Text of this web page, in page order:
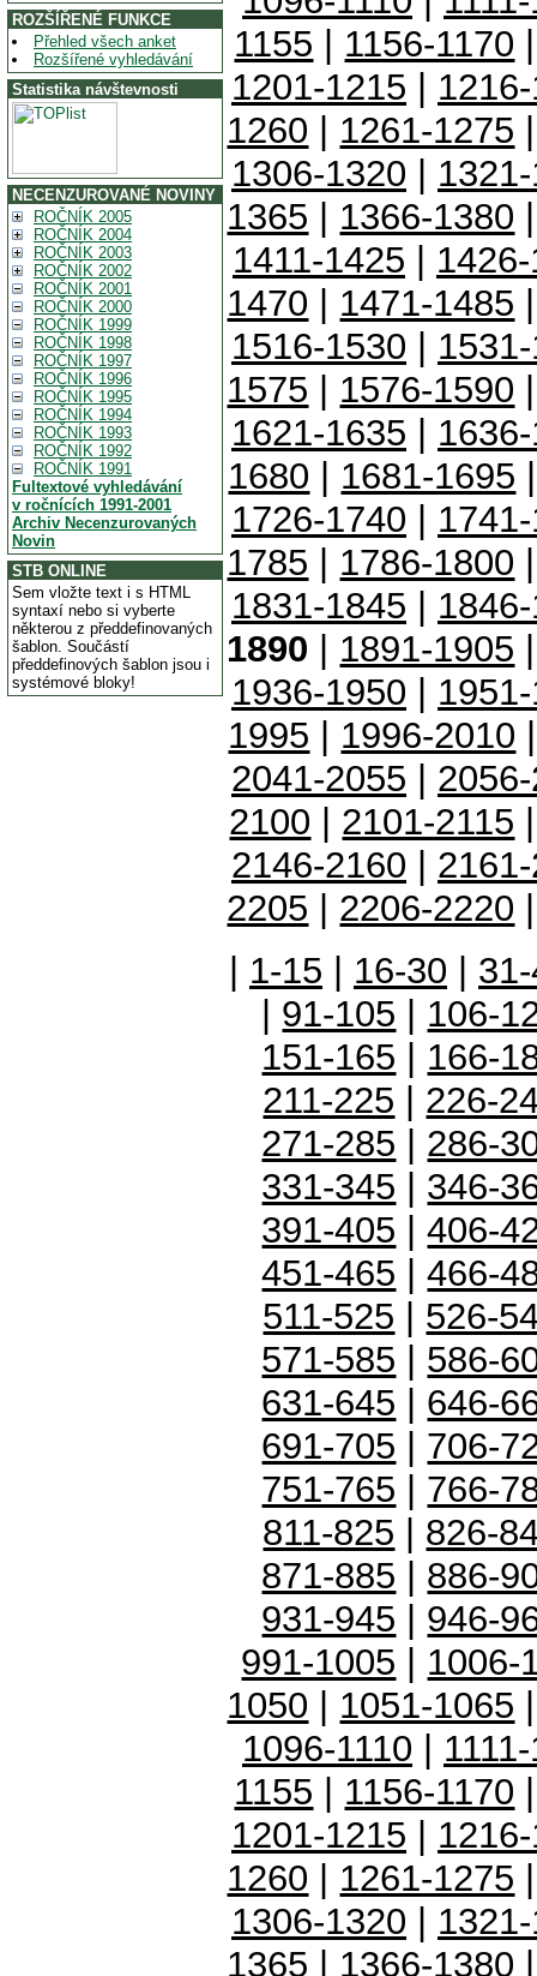
ROZŠÍŘENÉ FUNKCE
Přehled všech anket
Rozšířené vyhledávání
Statistika návštevnosti
NECENZUROVANÉ NOVINY
ROČNÍK 2005
ROČNÍK 2004
ROČNÍK 2003
ROČNÍK 2002
ROČNÍK 2001
ROČNÍK 2000
ROČNÍK 1999
ROČNÍK 1998
ROČNÍK 1997
ROČNÍK 1996
ROČNÍK 1995
ROČNÍK 1994
ROČNÍK 1993
ROČNÍK 1992
ROČNÍK 1991
Fultextové vyhledávání
v ročnících 1991-2001
Archiv Necenzurovaných
Novin
STB ONLINE
Sem vložte text i s HTML
syntaxí nebo si vyberte
některou z předdefinovaných
šablon. Součástí
předdefinových šablon jsou i
systémové bloky!
1155
1156-1170
1201-1215
1260
1261-1275
1306-1320
1365
1366-1380
1411-1425
1470
1471-1485
1516-1530
1575
1576-1590
1621-1635
1680
1681-1695
1726-1740
1785
1786-1800
1831-1845
1890
1891-1905
1936-1950
1995
1996-2010
2041-2055
2100
2101-2115
2146-2160
2205
2206-2220
| 1-15 | 16-30 |
| 91-105 | 106-
151-165 | 166-
211-225 | 226-
271-285 | 286-
331-345 | 346-
391-405 |406-
451-465 |466-
511-525 | 526-
571-585 | 586-
631-645 | 646-
691-705 | 706-
751-765 | 766-
811-825 | 826-
871-885 | 886-
931-945 | 946-
991-1005 | 1006-
1050 | 1051-1065
1096-1110 |
1155 | 1156-1170
1201-1215 |
1260 | 1261-1275
1306-1320 |
1365 | 1366-1380